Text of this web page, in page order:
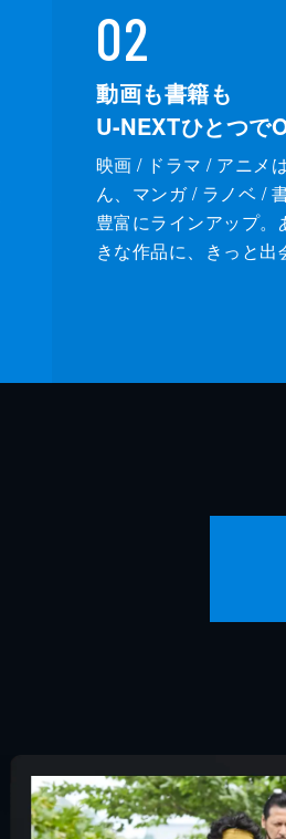
02
動画も書籍も
U-NEXTひとつで
映画 / ドラマ / アニメ
ん、マンガ / ラノベ /
豊富にラインアップ。
きな作品に、きっと出